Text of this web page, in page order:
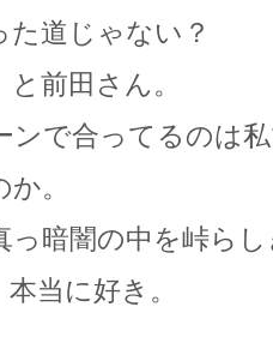
道じゃない？
前田さん。
ンで合ってるのは
。
っ暗闇の中を峠ら
当に好き。